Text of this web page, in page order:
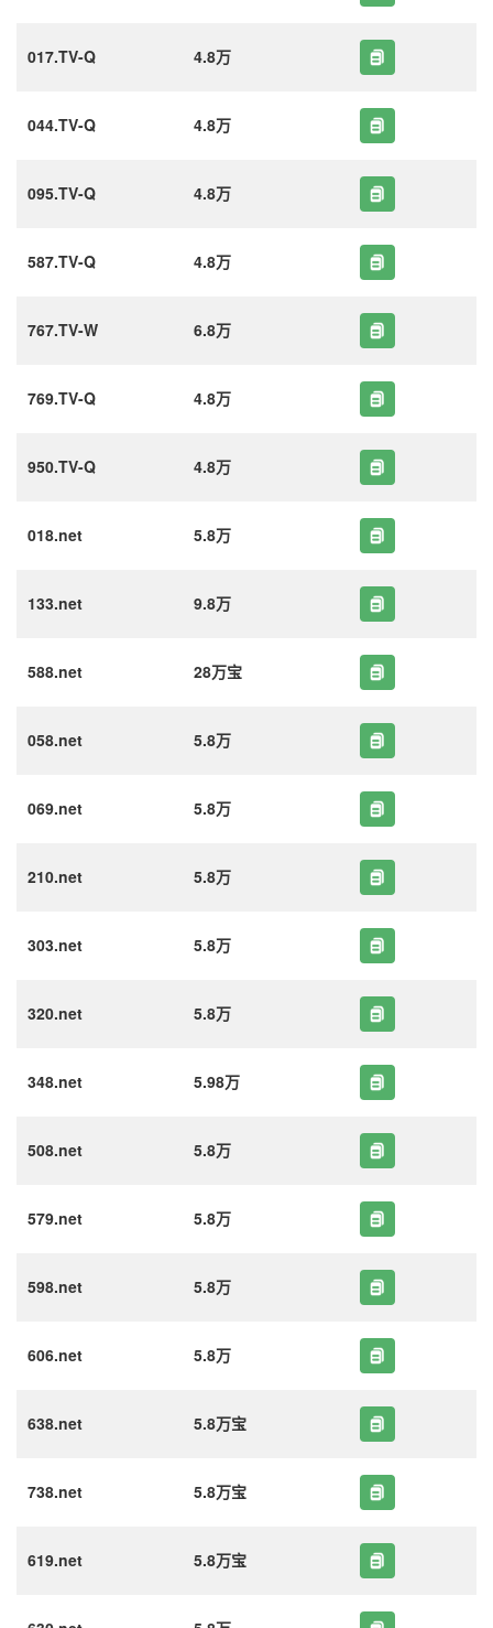
017.TV-Q 4.8万
044.TV-Q 4.8万
095.TV-Q 4.8万
587.TV-Q 4.8万
767.TV-W 6.8万
769.TV-Q 4.8万
950.TV-Q 4.8万
018.net 5.8万
133.net 9.8万
588.net 28万宝
058.net 5.8万
069.net 5.8万
210.net 5.8万
303.net 5.8万
320.net 5.8万
348.net 5.98万
508.net 5.8万
579.net 5.8万
598.net 5.8万
606.net 5.8万
638.net 5.8万宝
738.net 5.8万宝
619.net 5.8万宝